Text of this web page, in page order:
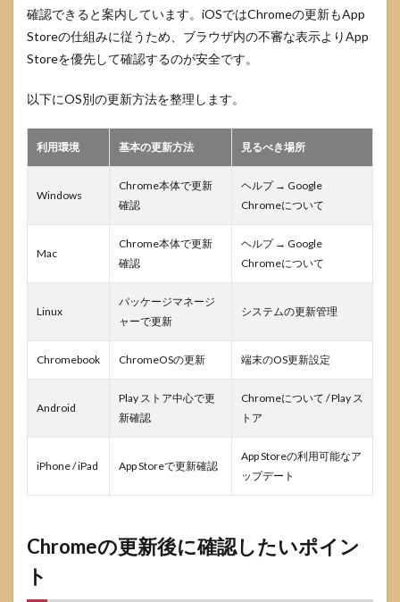
確認できると案内しています。iOSではChromeの更新もApp
Storeの仕組みに従うため、ブラウザ内の不審な表示よりApp
Storeを優先して確認するのが安全です。
以下にOS別の更新方法を整理します。
利用環境 基本の更新方法 見るべき場所
Windows
Chrome本体で更新
確認
ヘルプ → Google
Chromeについて
Mac
Chrome本体で更新
確認
ヘルプ → Google
Chromeについて
Linux
パッケージマネージ
ャーで更新
システムの更新管理
Chromebook ChromeOSの更新 端末のOS更新設定
Android
Play ストア中心で更
新確認
Chromeについて / Play ス
トア
iPhone / iPad App Storeで更新確認
App Storeの利用可能なア
ップデート
Chromeの更新後に確認したいポイン
ト